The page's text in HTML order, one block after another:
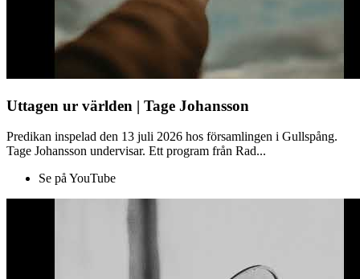
Uttagen ur världen | Tage Johansson
Predikan inspelad den 13 juli 2026 hos församlingen i Gullspång.
Tage Johansson undervisar. Ett program från Rad...
Se på YouTube